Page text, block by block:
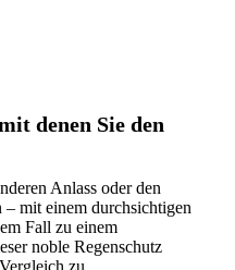
denen Sie den
Anlass oder den
mit einem durchsichtigen
Fall zu einem
noble Regenschutz
zu